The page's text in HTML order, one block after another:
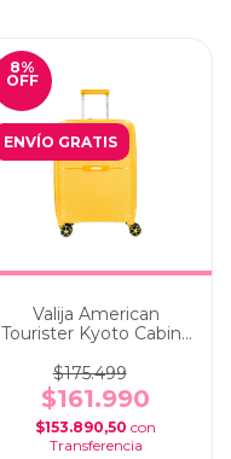
8%
OFF
ENVÍO GRATIS
Valija American
Tourister Kyoto Cabina
$175.499
$161.990
$153.890,50 con